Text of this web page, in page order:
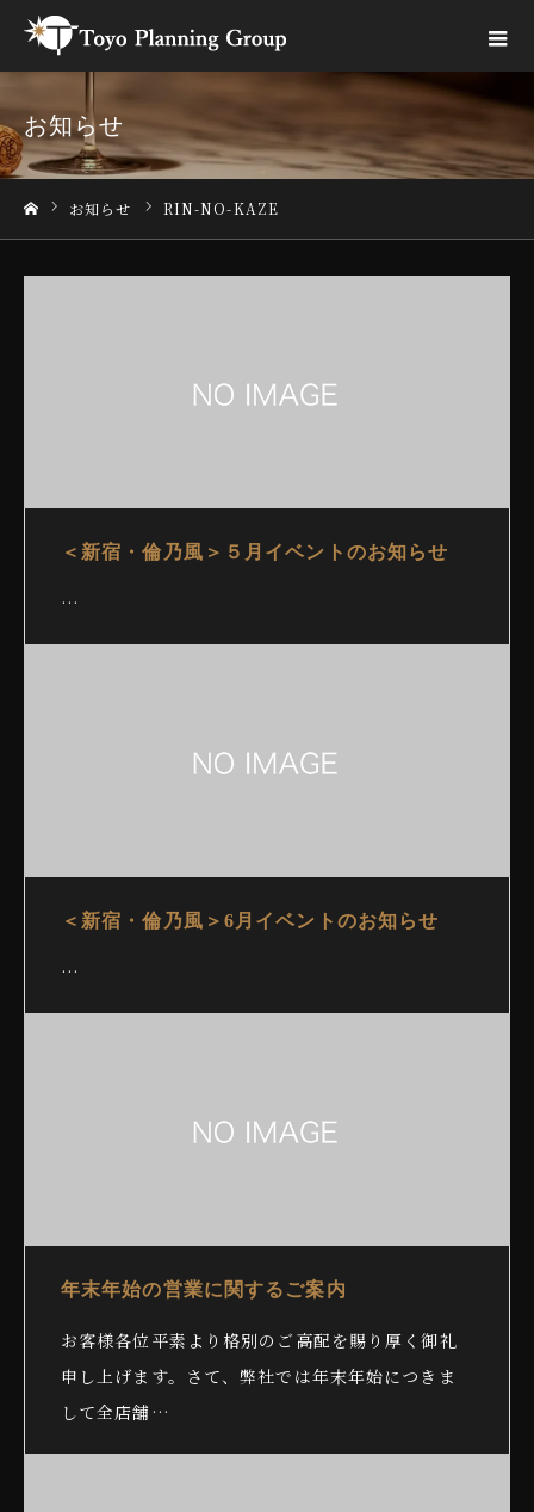
お知らせ
お知らせ RIN-NO-KAZE
＜新宿・倫乃風＞５月イベントのお知らせ
…
＜新宿・倫乃風＞6月イベントのお知らせ
…
年末年始の営業に関するご案内
お客様各位平素より格別のご高配を賜り厚く御礼
申し上げます。さて、弊社では年末年始につきま
して全店舗…